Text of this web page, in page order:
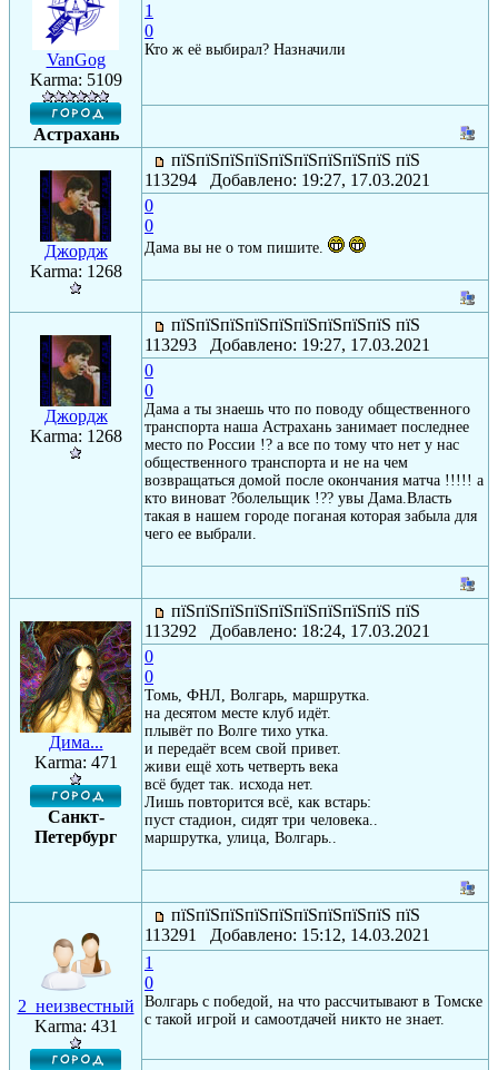
VanGog
Karma: 5109
Астрахань
1
0
Кто ж её выбирал? Назначили
Джордж
Karma: 1268
пїЅпїЅпїЅпїЅпїЅпїЅпїЅпїЅпїЅ пїЅ
113294 Добавлено: 19:27, 17.03.2021
0
0
Дама вы не о том пишите.
Джордж
Karma: 1268
пїЅпїЅпїЅпїЅпїЅпїЅпїЅпїЅпїЅ пїЅ
113293 Добавлено: 19:27, 17.03.2021
0
0
Дама а ты знаешь что по поводу общественного
транспорта наша Астрахань занимает последнее
место по России !? а все по тому что нет у нас
общественного транспорта и не на чем
возвращаться домой после окончания матча !!!!! а
кто виноват ?болельщик !?? увы Дама.Власть
такая в нашем городе поганая которая забыла для
чего ее выбрали.
Дима...
Karma: 471
Санкт-
Петербург
пїЅпїЅпїЅпїЅпїЅпїЅпїЅпїЅпїЅ пїЅ
113292 Добавлено: 18:24, 17.03.2021
0
0
Томь, ФНЛ, Волгарь, маршрутка.
на десятом месте клуб идёт.
плывёт по Волге тихо утка.
и передаёт всем свой привет.
живи ещё хоть четверть века
всё будет так. исхода нет.
Лишь повторится всё, как встарь:
пуст стадион, сидят три человека..
маршрутка, улица, Волгарь..
2_неизвестный
Karma: 431
пїЅпїЅпїЅпїЅпїЅпїЅпїЅпїЅпїЅ пїЅ
113291 Добавлено: 15:12, 14.03.2021
1
0
Волгарь с победой, на что рассчитывают в Томске
с такой игрой и самоотдачей никто не знает.